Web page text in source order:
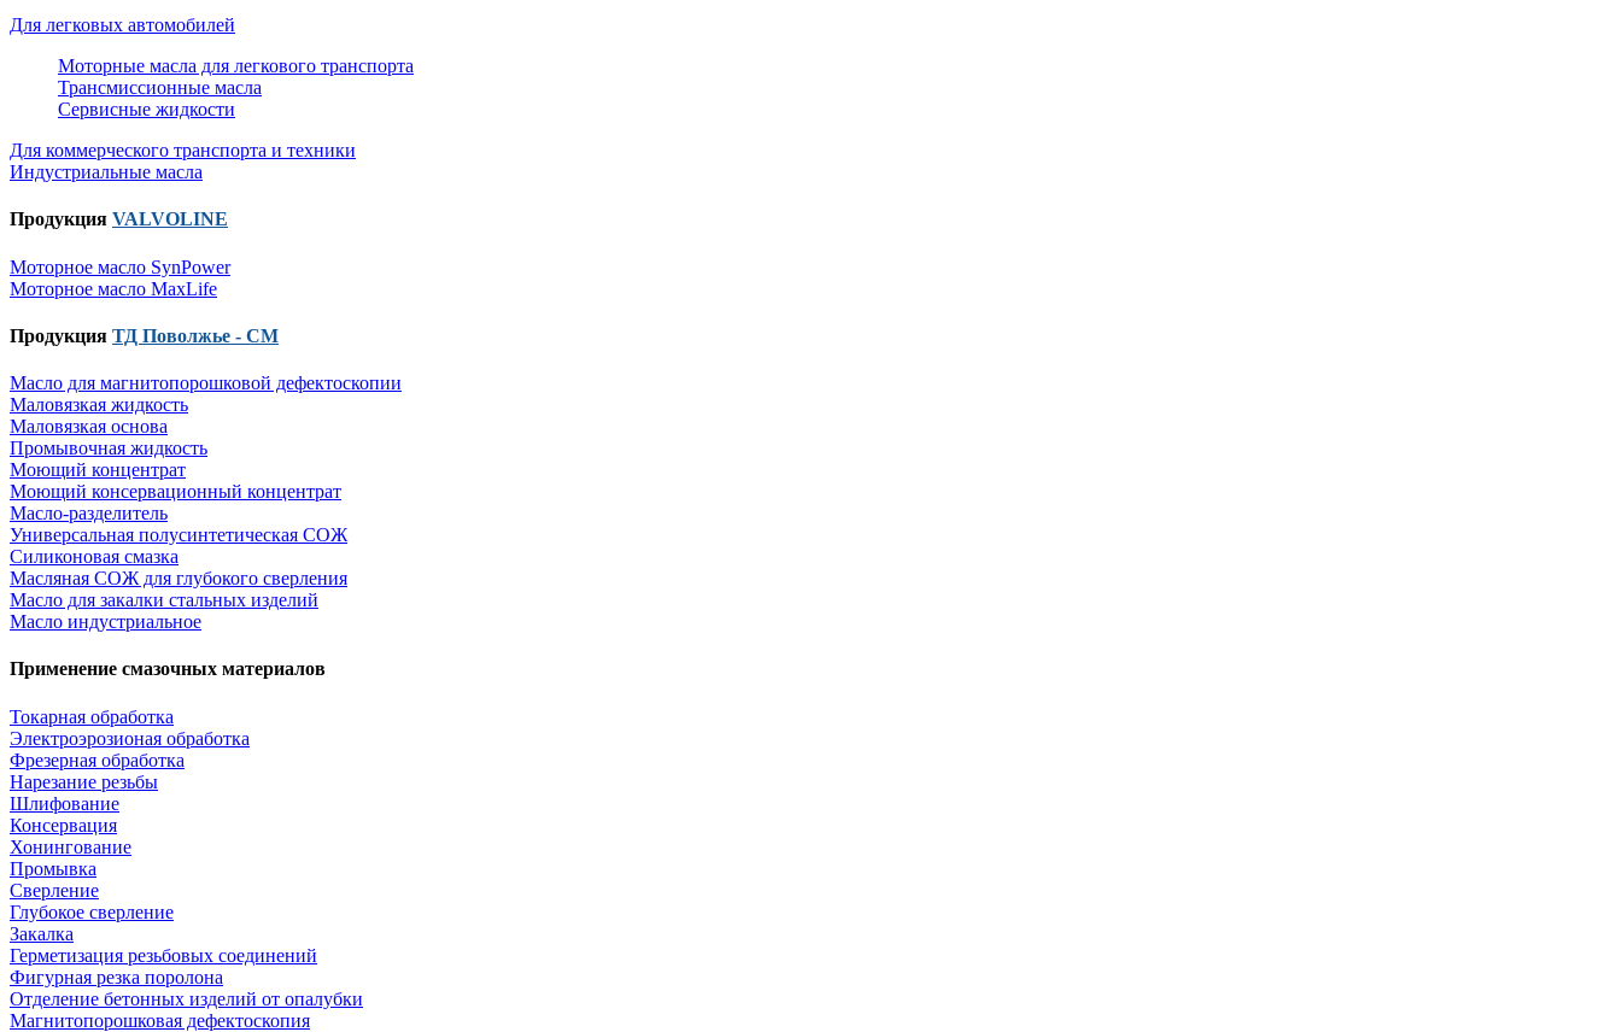
Для легковых автомобилей
Моторные масла для легкового транспорта
Трансмиссионные масла
Сервисные жидкости
Для коммерческого транспорта и техники
Индустриальные масла
Продукция VALVOLINE
Моторное масло SynPower
Моторное масло MaxLife
Продукция ТД Поволжье - СМ
Масло для магнитопорошковой дефектоскопии
Маловязкая жидкость
Маловязкая основа
Промывочная жидкость
Моющий концентрат
Моющий консервационный концентрат
Масло-разделитель
Универсальная полусинтетическая СОЖ
Силиконовая смазка
⁣Масляная СОЖ для глубокого сверления
⁣Масло для закалки стальных изделий
⁣Масло индустриальное
Применение смазочных материалов
Токарная обработка
Электроэрозионая обработка
Фрезерная обработка
Нарезание резьбы
Шлифование
Консервация
Хонингование
Промывка
Сверление
Глубокое сверление
Закалка
Герметизация резьбовых соединений
Фигурная резка поролона
Отделение бетонных изделий от опалубки
Магнитопорошковая дефектоскопия